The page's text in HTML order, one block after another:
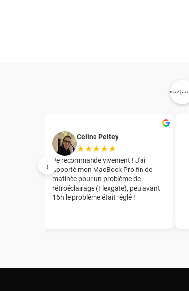
‹
Celine Peltey
★★★★★
Je recommande vivement ! J'ai
apporté mon MacBook Pro fin de
matinée pour un problème de
rétroéclairage (Flexgate), peu avant
16h le problème était réglé !